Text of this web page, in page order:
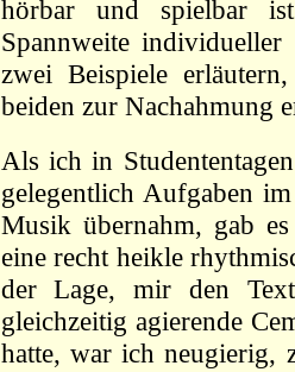
hörbar und spielbar
Spannweite
zwei Beispiele
beiden zur Nachahmung
Als ich in
gelegentlich Aufgaben
Musik übernahm, gab
eine recht heikle
der Lage, mir den
gleichzeitig agierende
hatte, war ich neugierig,